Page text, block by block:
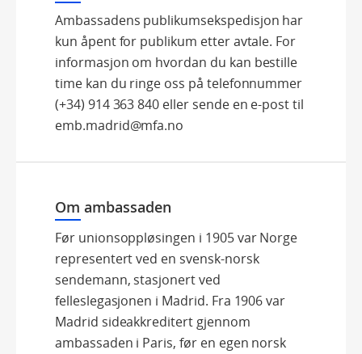
Ambassadens publikumsekspedisjon har
kun åpent for publikum etter avtale. For
informasjon om hvordan du kan bestille
time kan du ringe oss på telefonnummer
(+34) 914 363 840 eller sende en e-post til
emb.madrid@mfa.no
Om ambassaden
Før unionsoppløsingen i 1905 var Norge
representert ved en svensk-norsk
sendemann, stasjonert ved
felleslegasjonen i Madrid. Fra 1906 var
Madrid sideakkreditert gjennom
ambassaden i Paris, før en egen norsk